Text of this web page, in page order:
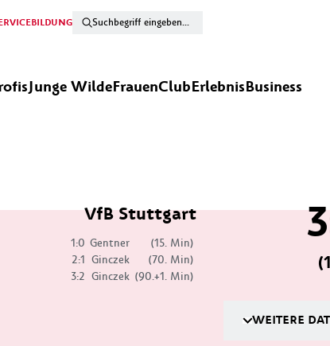
BILDUNG
Junge WildeFrauenClubErlebnisBusiness
VfB Stuttgart
1:0 Gentner
(15. Min)
2:1 Ginczek
(70. Min)
3:2 Ginczek (90.+1. Min)
WEITERE